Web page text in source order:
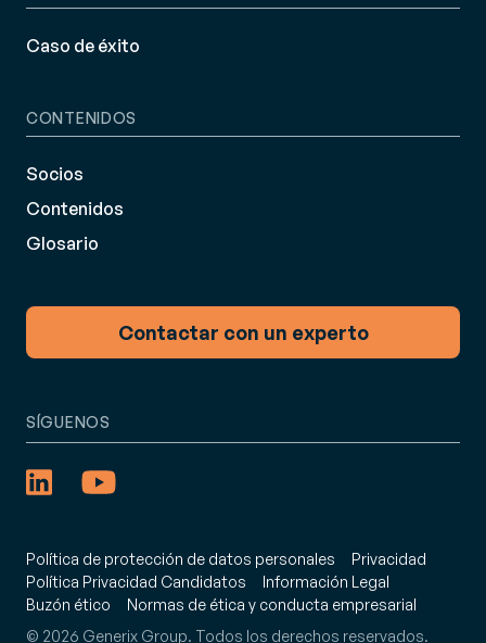
Caso de éxito
CONTENIDOS
Socios
Contenidos
Glosario
Contactar con un experto
Política de protección de datos personales
Privacidad
Política Privacidad Candidatos
Información Legal
Buzón ético
Normas de ética y conducta empresarial
© 2026 Generix Group. Todos los derechos reservados.
SÍGUENOS